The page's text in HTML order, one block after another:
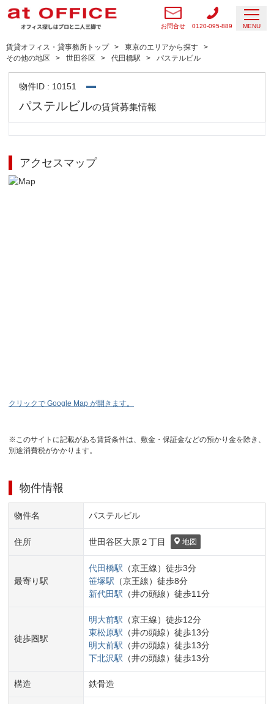
お問合せ 0120-095-889 MENU
賃貸オフィス・貸事務所トップ
東京のエリアから探す
その他の地区
世田谷区 代田橋駅 パステルビル
物件ID : 10151
パステルビルの賃貸募集情報
アクセスマップ
クリックで Google Map が開きます。
※このサイトに記載がある賃貸条件は、敷金・保証金などの預かり金を除き、
別途消費税がかかります。
物件情報
物件名 パステルビル
住所 世田谷区大原２丁目 地図
最寄り駅
代田橋駅 （京王線） 徒歩3分
笹塚駅 （京王線） 徒歩8分
新代田駅 （井の頭線） 徒歩11分
徒歩圏駅
明大前駅 （京王線） 徒歩12分
東松原駅 （井の頭線） 徒歩13分
明大前駅 （井の頭線） 徒歩13分
下北沢駅 （井の頭線） 徒歩13分
構造 鉄骨造